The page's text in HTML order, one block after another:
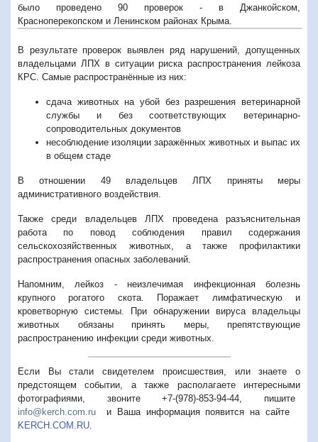
было проведено 90 проверок - в Джанкойском,
Красноперекопском и Ленинском районах Крыма.
В результате проверок выявлен ряд нарушений, допущенных
владельцами ЛПХ в ситуации риска распространения лейкоза
КРС. Самые распространённые из них:
сдача животных на убой без разрешения ветеринарной
службы и без соответствующих ветеринарно-
сопроводительных документов
несоблюдение изоляции заражённых животных и выпас их
в общем стаде
В отношении 49 владельцев ЛПХ приняты меры
административного воздействия.
Также среди владельцев ЛПХ проведена разъяснительная
работа по повод соблюдения правил содержания
сельскохозяйственных животных, а также профилактики
распространения опасных заболеваний.
Напомним, лейкоз - неизлечимая инфекционная болезнь
крупного рогатого скота. Поражает лимфатическую и
кроветворную системы. При обнаружении вируса владельцы
животных обязаны принять меры, препятствующие
распространению инфекции среди животных.
Если Вы стали свидетелем происшествия, или знаете о
предстоящем событии, а также располагаете интересными
фотографиями, звоните +7-(978)-853-94-44, пишите
info@kerch.com.ru и Ваша информация появится на сайте
KERCH.COM.RU